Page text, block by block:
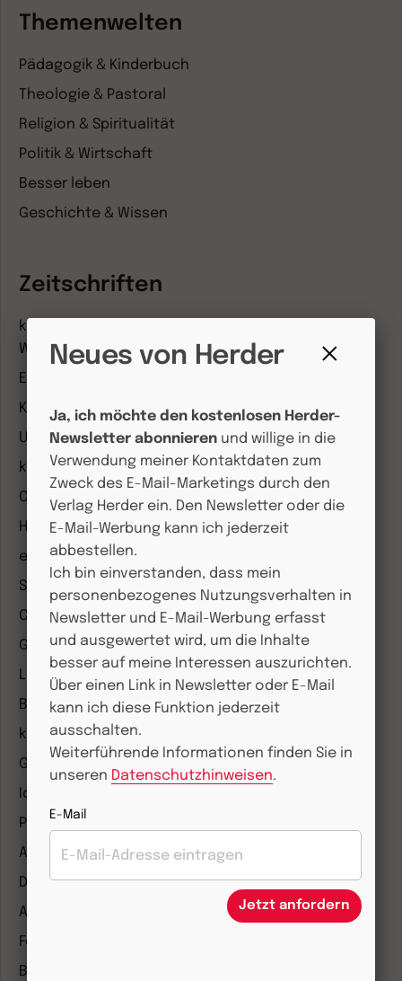
Themenwelten
Pädagogik & Kinderbuch
Theologie & Pastoral
Religion & Spiritualität
Politik & Wirtschaft
Besser leben
Geschichte & Wissen
Zeitschriften
kindergarten heute Fachmagazin, Leitungsheft &
Wenn Eltern Rat suchen
Entdeckungskiste
Kleinstkinder in Kita und Tagespflege
Unser Ganztag
kizz Elternwelt
CHRIST IN DER GEGENWART
Herder Korrespondenz
einfach leben
Stimmen der Zeit
COMMUNIO
Gemeinsam Glauben
Lebensspuren
Bibel lesen
kunst und kirche
Gottesdienst
Ideenwerkstatt Gottesdienste
Pastoralblätter
Anzeiger für die Seelsorge
Diakonia
Amosinternational
Forum Weltkirche
Biblische Notizen
Neues von Herder
Ja, ich möchte den kostenlosen Herder-
Newsletter abonnieren und willige in die
Verwendung meiner Kontaktdaten zum
Zweck des E-Mail-Marketings durch den
Verlag Herder ein. Den Newsletter oder die
E-Mail-Werbung kann ich jederzeit
abbestellen.
Ich bin einverstanden, dass mein
personenbezogenes Nutzungsverhalten in
Newsletter und E-Mail-Werbung erfasst
und ausgewertet wird, um die Inhalte
besser auf meine Interessen auszurichten.
Über einen Link in Newsletter oder E-Mail
kann ich diese Funktion jederzeit
ausschalten.
Weiterführende Informationen finden Sie in
unseren Datenschutzhinweisen.
E-Mail
Jetzt anfordern